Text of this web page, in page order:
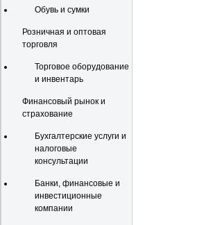
Обувь и сумки
Розничная и оптовая
торговля
Торговое оборудование
и инвентарь
Финансовый рынок и
страхование
Бухгалтерские услуги и
налоговые
консультации
Банки, финансовые и
инвестиционные
компании